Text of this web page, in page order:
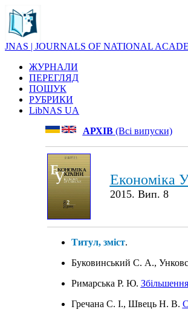
JNAS | JOURNALS OF NATIONAL
ЖУРНАЛИ
ПЕРЕГЛЯД
ПОШУК
РУБРИКИ
LibNAS UA
АРХІВ(Всі випуски)
Економіка
2015. Вип. 8
Титул, зміст.
Буковинський С. А.,
Римарська Р. Ю.
Гречана С. І., Швець Н. В.